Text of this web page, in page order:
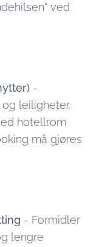
ved
-
leiligheter.
hotellrom
må gjøres
- Formidler
lengre